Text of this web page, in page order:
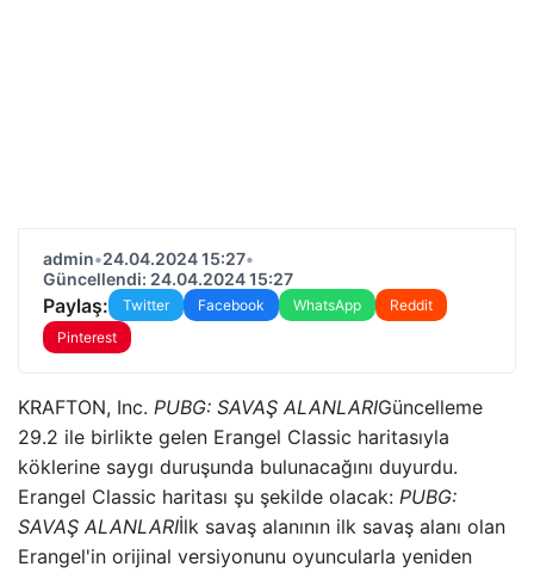
admin•24.04.2024 15:27•
Güncellendi: 24.04.2024 15:27
Paylaş: Twitter Facebook WhatsApp
Reddit
Pinterest
KRAFTON, Inc. PUBG: SAVAŞ ALANLARIGüncelleme
29.2 ile birlikte gelen Erangel Classic haritasıyla
köklerine saygı duruşunda bulunacağını duyurdu.
Erangel Classic haritası şu şekilde olacak: PUBG:
SAVAŞ ALANLARIİlk savaş alanının ilk savaş alanı olan
Erangel'in orijinal versiyonunu oyuncularla yeniden